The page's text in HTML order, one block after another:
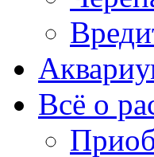
Всё о